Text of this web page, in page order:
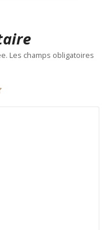
Les champs obligatoires